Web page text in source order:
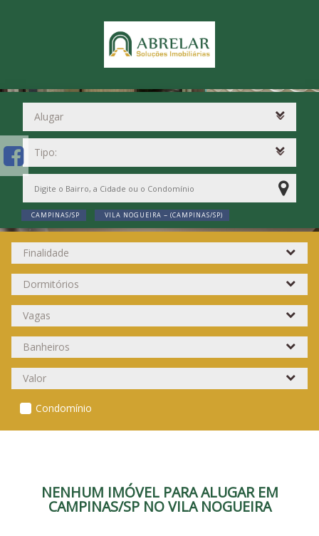
CAMPINAS/SP VILA NOGUEIRA ~ (CAMPINAS/SP)
Condomínio
NENHUM IMÓVEL PARA ALUGAR EM
CAMPINAS/SP NO VILA NOGUEIRA